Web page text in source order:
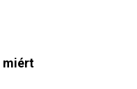
miért